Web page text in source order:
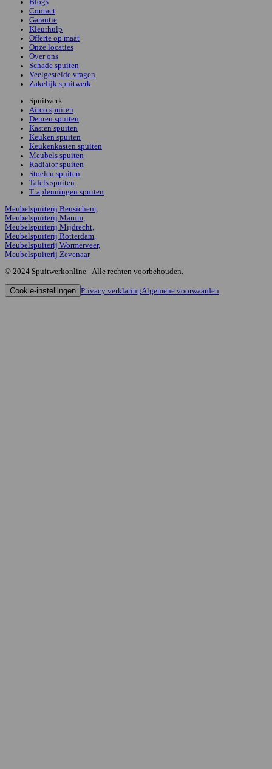
Blogs
Contact
Garantie
Kleurhulp
Offerte op maat
Onze locaties
Over ons
Schade spuiten
Veelgestelde vragen
Zakelijk spuitwerk
Spuitwerk
Airco spuiten
Deuren spuiten
Kasten spuiten
Keuken spuiten
Keukenkasten spuiten
Meubels spuiten
Radiator spuiten
Stoelen spuiten
Tafels spuiten
Trapleuningen spuiten
Meubelspuiterij Beusichem,
Meubelspuiterij Marum,
Meubelspuiterij Mijdrecht,
Meubelspuiterij Rotterdam,
Meubelspuiterij Wormerveer,
Meubelspuiterij Zevenaar
© 2024 Spuitwerkonline - Alle rechten voorbehouden.
Cookie-instellingen Privacy verklaringAlgemene voorwaarden